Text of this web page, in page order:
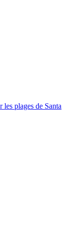
plages de Santa